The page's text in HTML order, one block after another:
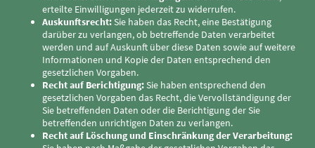
erteilte Einwilligungen jederzeit zu widerrufen.
Auskunftsrecht:Sie haben das Recht, eine Bestätigung
darüber zu verlangen, ob betreffende Daten verarbeitet
werden und auf Auskunft über diese Daten sowie auf weitere
Informationen und Kopie der Daten entsprechend den
gesetzlichen Vorgaben.
Recht auf Berichtigung:Sie haben entsprechend den
gesetzlichen Vorgaben das Recht, die Vervollständigung der
Sie betreffenden Daten oder die Berichtigung der Sie
betreffenden unrichtigen Daten zu verlangen.
Recht auf Löschung und Einschränkung der Verarbeitung: